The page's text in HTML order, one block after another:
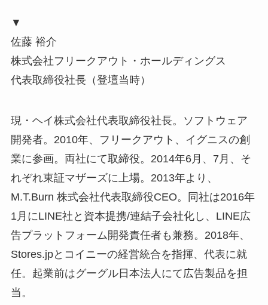
▼
佐藤 裕介
株式会社フリークアウト・ホールディングス
代表取締役社長（登壇当時）
現・ヘイ株式会社代表取締役社長。ソフトウェア
開発者。2010年、フリークアウト、イグニスの創
業に参画。両社にて取締役。2014年6月、7月、そ
れぞれ東証マザーズに上場。2013年より、
M.T.Burn 株式会社代表取締役CEO。同社は2016年
1月にLINE社と資本提携/連結子会社化し、LINE広
告プラットフォーム開発責任者も兼務。2018年、
Stores.jpとコイニーの経営統合を指揮、代表に就
任。起業前はグーグル日本法人にて広告製品を担
当。